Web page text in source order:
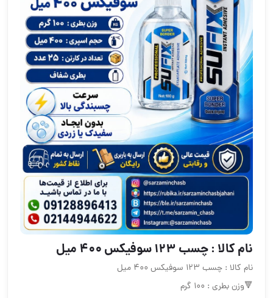
نام کالا : چسب ۱۲۳ سوفیکس ۴۰۰ میل
نام کالا : چسب ۱۲۳ سوفیکس ۴۰۰ میل
🔻وزن بطری : ۱۰۰ گرم